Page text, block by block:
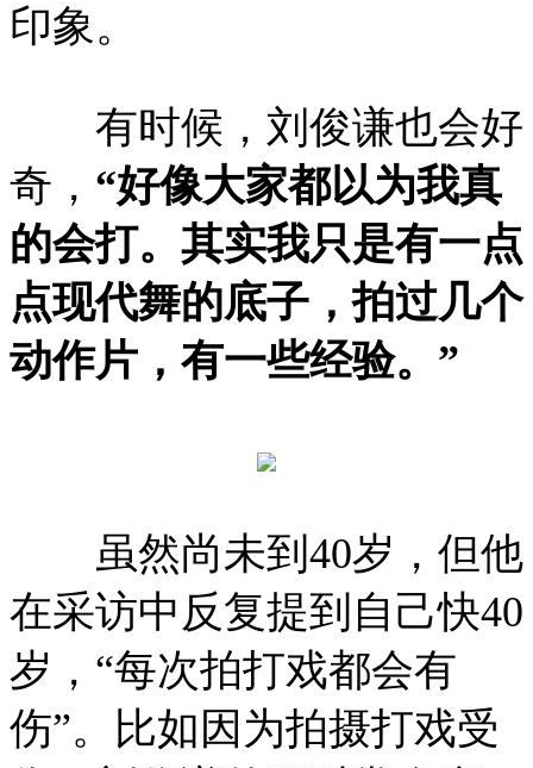
印象。
有时候，刘俊谦也会好
奇， “好像大家都以为我真
的会打。其实我只是有一点
点现代舞的底子，拍过几个
动作片，有一些经验。”
虽然尚未到40岁，但他
在采访中反复提到自己快40
岁，“每次拍打戏都会有
伤”。比如因为拍摄打戏受